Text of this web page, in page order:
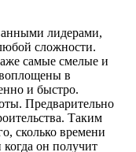
лидерами,
сложности.
самые смелые и
в
и быстро.
Предварительно
Таким
сколько времени
он получит